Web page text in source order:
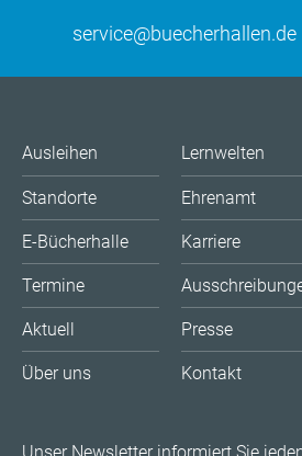
service@buecherhallen.de
Ausleihen
Standorte
E-Bücherhalle
Termine
Aktuell
Über uns
Lernwelten
Ehrenamt
Karriere
Presse
Kontakt